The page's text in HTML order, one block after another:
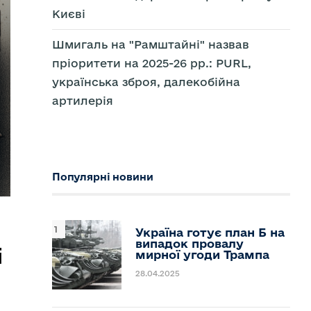
Києві
Шмигаль на "Рамштайні" назвав
пріоритети на 2025-26 рр.: PURL,
українська зброя, далекобійна
артилерія
Популярні новини
Україна готує план Б на
випадок провалу
мирної угоди Трампа
28.04.2025